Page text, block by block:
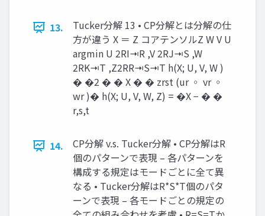
13.
Tucker分解 13 • CP分解とは分解の仕
方が違う X ＝ Z コアテンソルZ W V U
argmin U 2RI⇥R ,V 2RJ⇥S ,W
2RK⇥T ,Z2RR⇥S⇥T h(X; U, V, W )
� �2 � � X � � zrst (ur ◦ vr ◦
wr )� h(X; U, V, W, Z) = �X − � �
r,s,t
14.
CP分解 v.s. Tucker分解 • CP分解はR
個のパターンで表現 – 各パターンを
構成する規定はモードごとに全て異
なる • Tucker分解はR*S*T個のパタ
ーンで表現 – 各モードごとの規定の